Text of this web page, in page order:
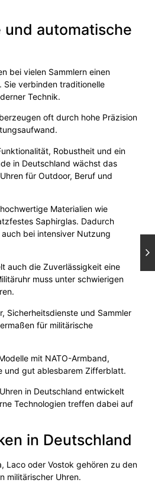
und automatische
bei vielen Sammlern einen
Sie verbinden traditionelle
Technik.
oft durch hohe Präzision
Robustheit und ein
in Deutschland wächst das
für Outdoor, Beruf und
Materialien wie
Saphirglas. Dadurch
bei intensiver Nutzung
auch die Zuverlässigkeit eine
muss unter schwierigen
Sicherheitsdienste und Sammler
für militärische
mit NATO-Armband,
und gut ablesbarem Zifferblatt.
in Deutschland entwickelt
Technologien treffen dabei auf
in Deutschland
Laco oder Vostok gehören zu den
militärischer Uhren.